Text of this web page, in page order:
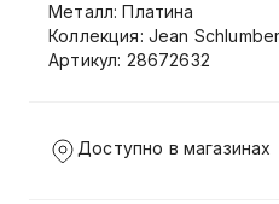
Металл: Платина
Коллекция: Jean
Артикул: 28672632
Доступно в магазинах